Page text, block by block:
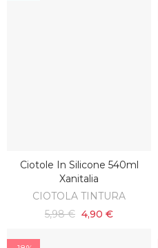
AGGIUNGI AL CARRELLO
Ciotole In Silicone 540ml
Xanitalia
CIOTOLA TINTURA
5,98 € 4,90 €